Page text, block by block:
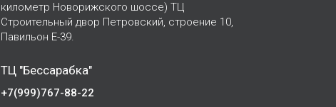
километр Новорижского шоссе) ТЦ
Строительный двор Петровский, строение 10,
Павильон Е-39.
ТЦ "Бессарабка"
+7(999)767-88-22